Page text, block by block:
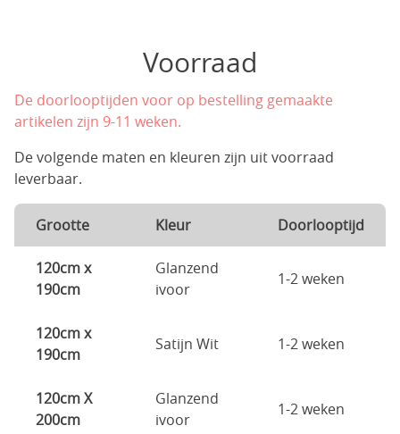
Voorraad
De doorlooptijden voor op bestelling gemaakte
artikelen zijn 9-11 weken.
De volgende maten en kleuren zijn uit voorraad
leverbaar.
Grootte Kleur Doorlooptijd
120cm x
190cm
Glanzend
ivoor
1-2 weken
120cm x
190cm
Satijn Wit 1-2 weken
120cm X
200cm
Glanzend
ivoor
1-2 weken